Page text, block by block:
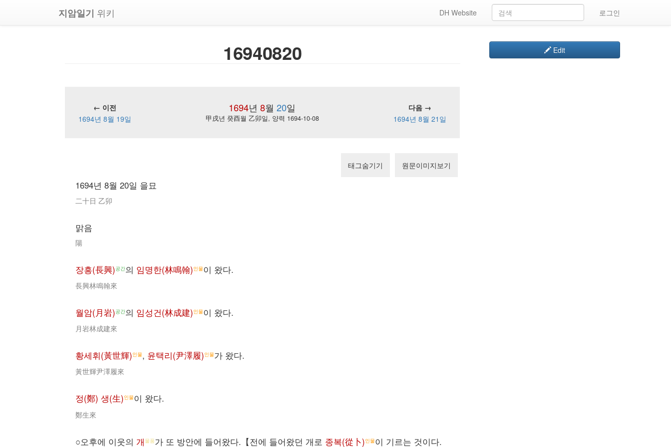
지암일기 위키 로그인
DH Website
16940820
1694년 8월 20일
← 이전
다음 →
1694년 8월 19일
甲戌년 癸酉월 乙卯일, 양력 1694-10-08 1694년 8월 21일
태그숨기기 원문이미지보기
1694년 8월 20일 을묘
二十日 乙卯
맑음
陽
장흥(長興)공간의 임명한(林鳴翰)인물이 왔다.
長興林鳴翰來
월암(月岩)공간의 임성건(林成建)인물이 왔다.
月岩林成建來
황세휘(黃世輝)인물, 윤택리(尹澤履)인물가 왔다.
黃世輝尹澤履來
정(鄭) 생(生)인물이 왔다.
鄭生來
○오후에 이웃의 개 물품가 또 방안에 들어왔다.【전에 들어왔던 개로 종복(從卜)인물이 기르는 것이다.
Edit